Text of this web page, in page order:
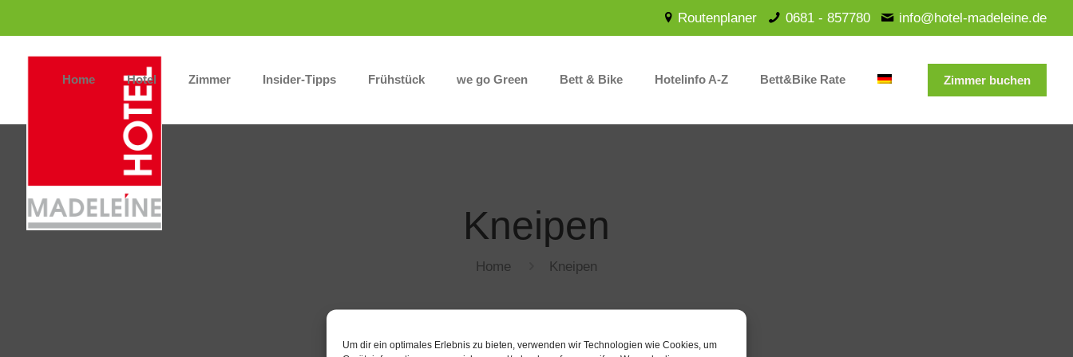
Um dir ein optimales Erlebnis zu bieten, verwenden wir Technologien wie Cookies, um
Routenplaner 0681 - 857780 info@hotel-madeleine.de
Home Hotel Zimmer Insider-Tipps Frühstück we go Green Bett & Bike Hotelinfo A-Z Bett&Bike Rate Zimmer buchen
Kneipen
Home Kneipen